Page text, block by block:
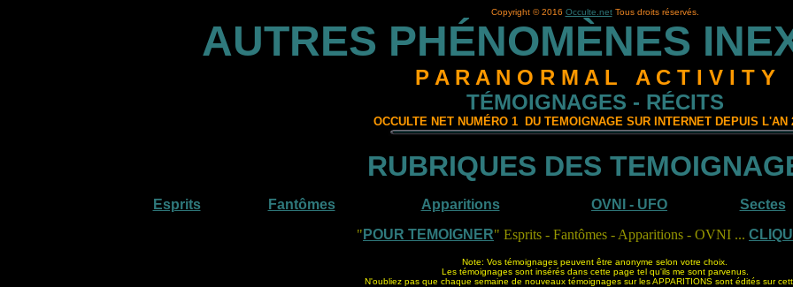
Copyright © 2016 Occulte.netTous droits réservés.
AUTRES PHÉNOMÈNES
P A R A N O R M A L A C T I V I T Y
TÉMOIGNAGES - RÉCITS
OCCULTE NET NUMÉRO 1 DU TEMOIGNAGE SUR INTERNET DEPUIS L'AN
RUBRIQUES DES
Esprits Fantômes Apparitions OVNI - UFO Sectes
" POUR TEMOIGNER" Esprits - Fantômes - Apparitions - OVNI ...
Note: Vos témoignages peuvent être anonyme selon votre choix.
Les témoignages sont insérés dans cette page tel qu'ils me sont parvenus.
N'oubliez pas que chaque semaine de nouveaux témoignages sur les APPARITIONS sont édités sur